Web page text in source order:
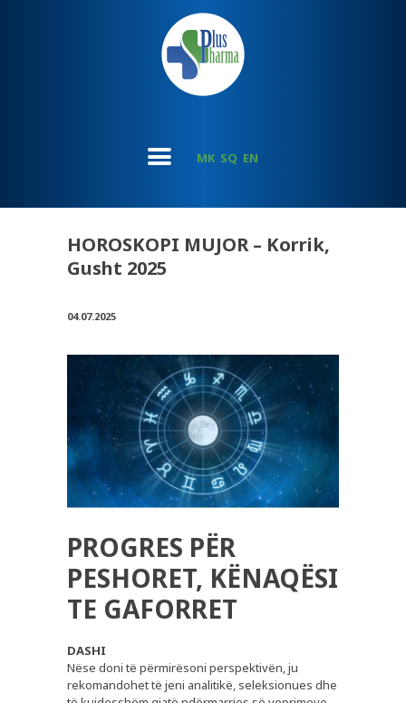
MK SQ EN
HOROSKOPI MUJOR – Korrik,
Gusht 2025
04.07.2025
PROGRES PËR
PESHORET, KËNAQËSI
TE GAFORRET
DASHI
Nëse doni të përmirësoni perspektivën, ju
rekomandohet të jeni analitikë, seleksionues dhe